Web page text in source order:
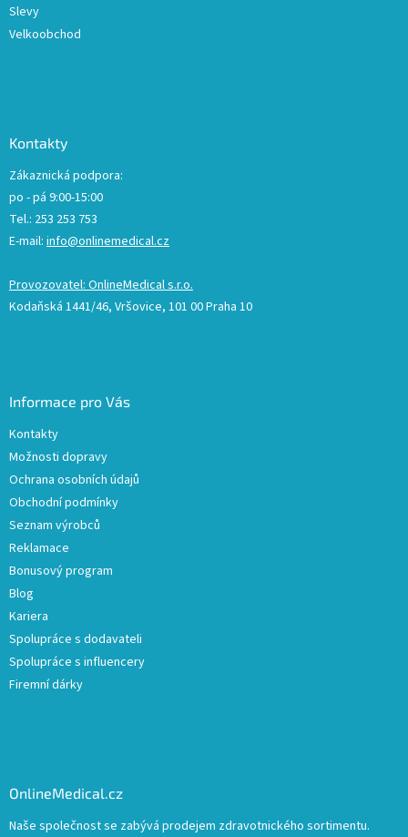
Slevy
Velkoobchod
Kontakty
Zákaznická podpora:
po - pá 9:00-15:00
Tel.: 253 253 753
E-mail: info@onlinemedical.cz
Provozovatel: OnlineMedical s.r.o.
Kodaňská 1441/46, Vršovice, 101 00 Praha 10
Informace pro Vás
Kontakty
Možnosti dopravy
Ochrana osobních údajů
Obchodní podmínky
Seznam výrobců
Reklamace
Bonusový program
Blog
Kariera
Spolupráce s dodavateli
Spolupráce s influencery
Firemní dárky
OnlineMedical.cz
Naše společnost se zabývá prodejem zdravotnického sortimentu.